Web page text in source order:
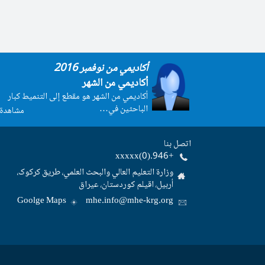
أكاديمي من نوفمبر 2016
أكاديمي من الشهر
أكاديمي من الشهر هو مقطع إلى التنميط كبار
الباحثين في…
اتصل بنا
+946.(0)xxxxx
وزارة التعليم العالي والبحث العلمي، طریق کرکوک،
أربیل، اقیلم کوردستان، عیراق
mhe.info@mhe-krg.org
Goolge Maps